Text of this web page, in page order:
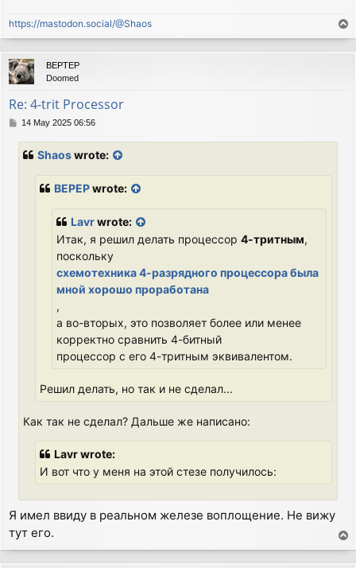
https://mastodon.social/@Shaos
o
p
BEPTEP
Doomed
Re: 4-trit Processor
P14 May 2025 06:56
Shaoswrote:
BEPEPwrote:
Lavrwrote:
Итак, я решил делать процессор 4-тритным,
поскольку
схемотехника 4-разрядного процессора была
мной хорошо проработана
,
а во-вторых, это позволяет более или менее
корректно сравнить 4-битный
процессор с его 4-тритным эквивалентом.
Решил делать, но так и не сделал...
Как так не сделал? Дальше же написано:
Lavr wrote:
И вот что у меня на этой стезе получилось:
Я имел ввиду в реальном железе воплощение. Не вижу
тут его.
o
p